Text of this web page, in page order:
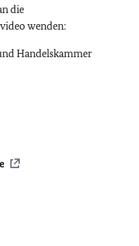
die
wenden:
Handelskammer